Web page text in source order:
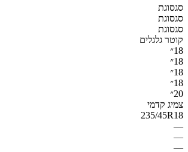
סגסוגת
סגסוגת
סגסוגת
קוטר גלגלים
18״
18״
18״
18״
20״
צמיג קדמי
235/45R18
—
—
—